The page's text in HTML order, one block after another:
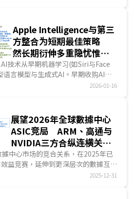
管理。整体而言，AI算力市场将在各
，以多元架构共同推动大规模推论应
Apple Intelligence与第三
方整合为短期最佳策略
然长期衍伸多重隐忧惟自
研LLM为关键解方
技术从早期机器学习(如Siri与Face
语言模型与生成式AI。早期收购AI公
与隐私安全技术，如DarwinAI与
言模型落后业界指标模型...
2026-01-16
展望2026年全球數據中心
ASIC竞局 ARM、高通与
NVIDIA三方合纵连横关系
变化将是核心关键
中心市场的竞合关系，在2025年已
益竞赛，延伸到更深层次的數據互连
。在CSP业者大力投入ASIC开发之
2025-12-31